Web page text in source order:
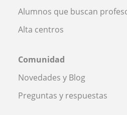
Alumnos que buscan
Alta centros
Comunidad
Novedades y Blog
Preguntas y respuestas